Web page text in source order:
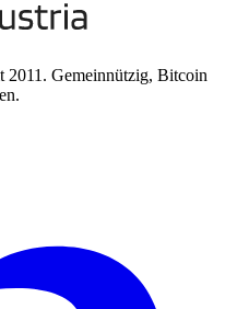
Kontakt aufnehmen
2011. Gemeinnützig, Bitcoin